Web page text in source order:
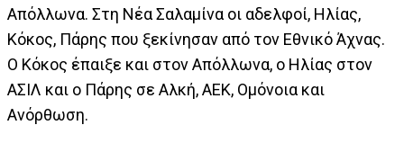
Απόλλωνα. Στη Νέα Σαλαμίνα οι αδελφοί, Ηλίας,
Κόκος, Πάρης που ξεκίνησαν από τον Εθνικό Άχνας.
Ο Κόκος έπαιξε και στον Απόλλωνα, ο Ηλίας στον
ΑΣΙΛ και ο Πάρης σε Αλκή, ΑΕΚ, Ομόνοια και
Ανόρθωση.